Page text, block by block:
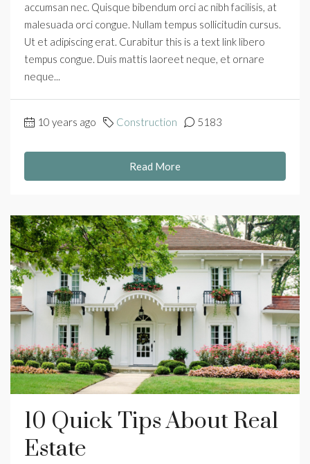
accumsan nec. Quisque bibendum orci ac nibh facilisis, at
malesuada orci congue. Nullam tempus sollicitudin cursus.
Ut et adipiscing erat. Curabitur this is a text link libero
tempus congue. Duis mattis laoreet neque, et ornare
neque...
10 years ago Construction 5183
Read More
10 Quick Tips About Real
Estate